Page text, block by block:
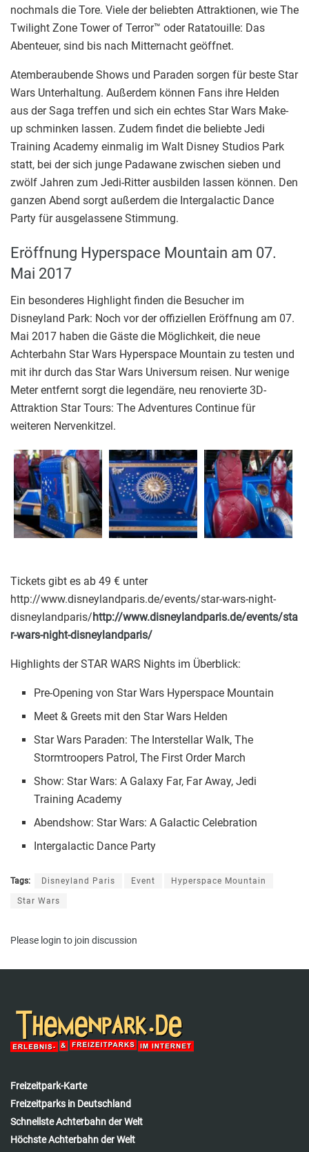
nochmals die Tore. Viele der beliebten Attraktionen, wie The
Twilight Zone Tower of Terror™ oder Ratatouille: Das
Abenteuer, sind bis nach Mitternacht geöffnet.
Atemberaubende Shows und Paraden sorgen für beste Star
Wars Unterhaltung. Außerdem können Fans ihre Helden
aus der Saga treffen und sich ein echtes Star Wars Make-
up schminken lassen. Zudem findet die beliebte Jedi
Training Academy einmalig im Walt Disney Studios Park
statt, bei der sich junge Padawane zwischen sieben und
zwölf Jahren zum Jedi-Ritter ausbilden lassen können. Den
ganzen Abend sorgt außerdem die Intergalactic Dance
Party für ausgelassene Stimmung.
Eröffnung Hyperspace Mountain am 07.
Mai 2017
Ein besonderes Highlight finden die Besucher im
Disneyland Park: Noch vor der offiziellen Eröffnung am 07.
Mai 2017 haben die Gäste die Möglichkeit, die neue
Achterbahn Star Wars Hyperspace Mountain zu testen und
mit ihr durch das Star Wars Universum reisen. Nur wenige
Meter entfernt sorgt die legendäre, neu renovierte 3D-
Attraktion Star Tours: The Adventures Continue für
weiteren Nervenkitzel.
Tickets gibt es ab 49 € unter
http://www.disneylandparis.de/events/star-wars-night-
disneylandparis/http://www.disneylandparis.de/events/sta
r-wars-night-disneylandparis/
Highlights der STAR WARS Nights im Überblick:
Pre-Opening von Star Wars Hyperspace Mountain
Meet & Greets mit den Star Wars Helden
Star Wars Paraden: The Interstellar Walk, The
Stormtroopers Patrol, The First Order March
Show: Star Wars: A Galaxy Far, Far Away, Jedi
Training Academy
Abendshow: Star Wars: A Galactic Celebration
Intergalactic Dance Party
Tags: Disneyland Paris Event Hyperspace Mountain
Star Wars
Please login to join discussion
Freizeitpark-Karte
Freizeitparks in Deutschland
Schnellste Achterbahn der Welt
Höchste Achterbahn der Welt